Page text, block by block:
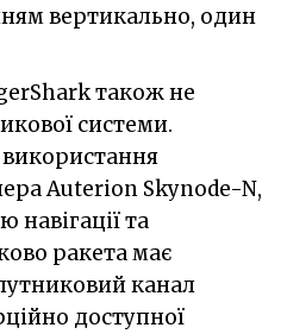
вертикально, один
також не
системи.
Auterion Skynode-N,
та
ракета має
канал
доступної